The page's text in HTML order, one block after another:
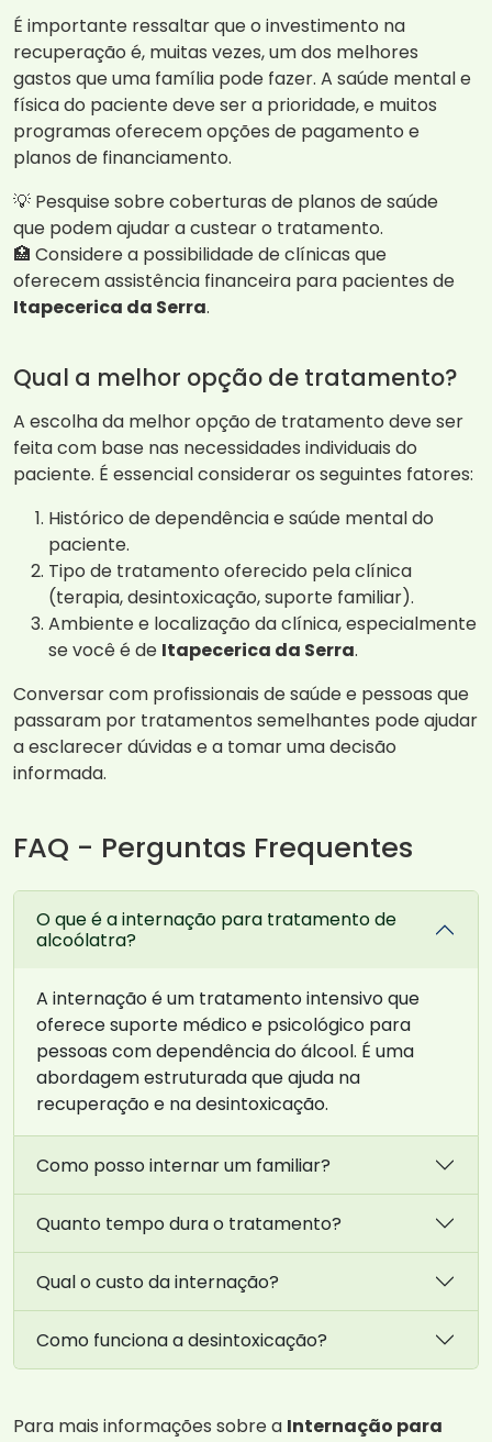
É importante ressaltar que o investimento na
recuperação é, muitas vezes, um dos melhores
gastos que uma família pode fazer. A saúde mental e
física do paciente deve ser a prioridade, e muitos
programas oferecem opções de pagamento e
planos de financiamento.
💡 Pesquise sobre coberturas de planos de saúde
que podem ajudar a custear o tratamento.
🏥 Considere a possibilidade de clínicas que
oferecem assistência financeira para pacientes de
Itapecerica da Serra.
Qual a melhor opção de tratamento?
A escolha da melhor opção de tratamento deve ser
feita com base nas necessidades individuais do
paciente. É essencial considerar os seguintes fatores:
Histórico de dependência e saúde mental do
paciente.
Tipo de tratamento oferecido pela clínica
(terapia, desintoxicação, suporte familiar).
Ambiente e localização da clínica, especialmente
se você é de Itapecerica da Serra.
Conversar com profissionais de saúde e pessoas que
passaram por tratamentos semelhantes pode ajudar
a esclarecer dúvidas e a tomar uma decisão
informada.
FAQ - Perguntas Frequentes
O que é a internação para tratamento de
alcoólatra?
A internação é um tratamento intensivo que
oferece suporte médico e psicológico para
pessoas com dependência do álcool. É uma
abordagem estruturada que ajuda na
recuperação e na desintoxicação.
Como posso internar um familiar?
Quanto tempo dura o tratamento?
Qual o custo da internação?
Como funciona a desintoxicação?
Para mais informações sobre a Internação para